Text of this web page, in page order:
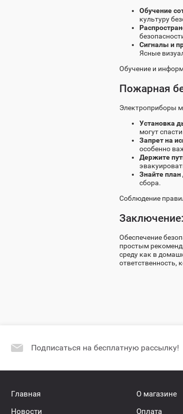
Обучение
культуру
Сигналы и
Ясные
Обучение и
Пожарная
Электроприборы
Установка
могут
Запрет на
особенно
Держите
Знайте план
сбора.
Соблюдение
Обеспечение
простым
среду как в
ответственность,
Подписаться на бесплатную рассылку!
Главная
О магазине
Новости
Оплата